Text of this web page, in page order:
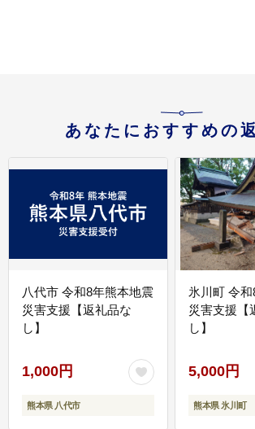
あなたにおすすめの
八代市 令和8年熊本地震
災害支援【返礼品な
し】
1,000円
熊本県 八代市
氷川町 令
災害支援【
し】
5,000円
熊本県 氷川町